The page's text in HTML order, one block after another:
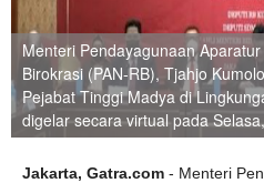
Menteri Pendayagunaan
Birokrasi (PAN-RB), Tjahjo
Pejabat Tinggi Madya di
digelar secara virtual pada
Jakarta, Gatra.com - Menteri